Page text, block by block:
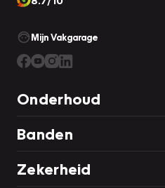
Mijn Vakgarage
Onderhoud
Banden
Zekerheid